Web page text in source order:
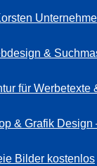
&
für Werbetexte
& Grafik
Bilder kostenlos